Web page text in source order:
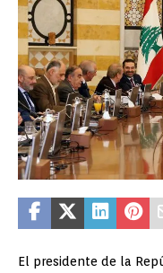
El presidente de la